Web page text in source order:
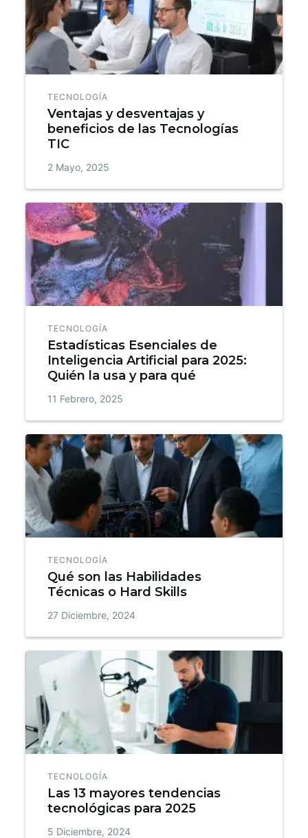
TECNOLOGÍA
Ventajas y desventajas y
beneficios de las Tecnologías
TIC
2 Mayo, 2025
TECNOLOGÍA
Estadísticas Esenciales de
Inteligencia Artificial para 2025:
Quién la usa y para qué
11 Febrero, 2025
TECNOLOGÍA
Qué son las Habilidades
Técnicas o Hard Skills
27 Diciembre, 2024
TECNOLOGÍA
Las 13 mayores tendencias
tecnológicas para 2025
5 Diciembre, 2024